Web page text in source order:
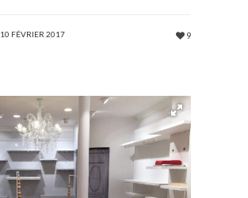
10 FÉVRIER 2017 9